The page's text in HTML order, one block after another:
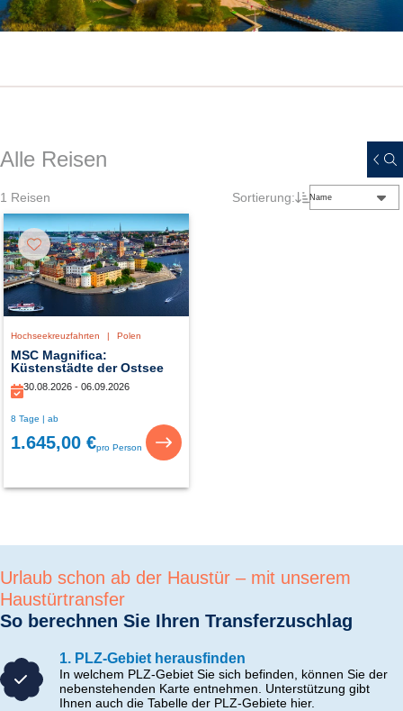
Alle Reisen
1 Reisen Sortierung: Name
Hochseekreuzfahrten | Polen
MSC Magnifica:
Küstenstädte der Ostsee
30.08.2026 - 06.09.2026
8 Tage | ab
1.645,00 €pro Person
Urlaub schon ab der Haustür – mit unserem
Haustürtransfer
So berechnen Sie Ihren Transferzuschlag
1. PLZ-Gebiet herausfinden
In welchem PLZ-Gebiet Sie sich befinden, können Sie der
nebenstehenden Karte entnehmen. Unterstützung gibt
Ihnen auch die Tabelle der PLZ-Gebiete hier.